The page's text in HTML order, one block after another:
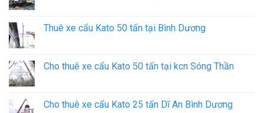
Thuê xe cẩu Kato 50 tấn tại Bình Dương
Cho thuê xe cẩu Kato 50 tấn tại kcn Sóng Thần
Cho thuê xe cẩu Kato 25 tấn Dĩ An Bình Dương